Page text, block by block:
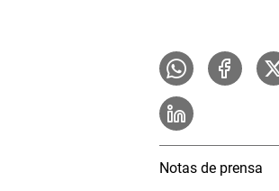
Notas de prensa